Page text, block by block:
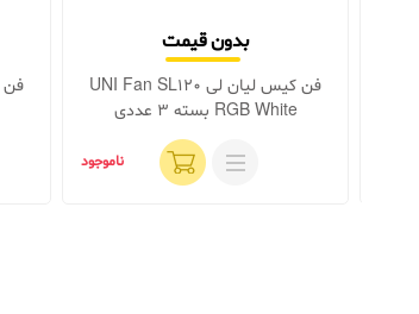
بدون قیمت
فن کیس لیان لی UNI Fan SL120
RGB White بسته 3 عددی
ناموجود